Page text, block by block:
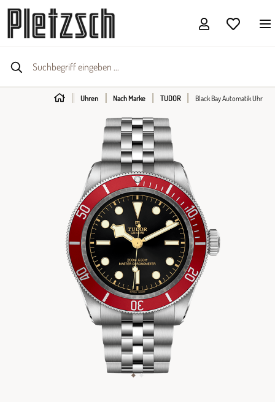
Uhren Nach Marke TUDOR Black Bay Automatik Uhr